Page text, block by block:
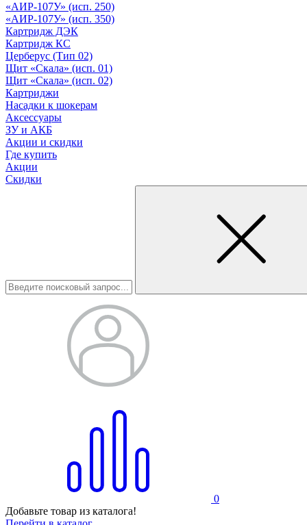
«АИР-107У» (исп. 250)
«АИР-107У» (исп. 350)
Картридж ДЭК
Картридж КС
Церберус (Тип 02)
Щит «Скала» (исп. 01)
Щит «Скала» (исп. 02)
Картриджи
Насадки к шокерам
Аксессуары
ЗУ и АКБ
Акции и скидки
Где купить
Акции
Скидки
0
Добавьте товар из каталога!